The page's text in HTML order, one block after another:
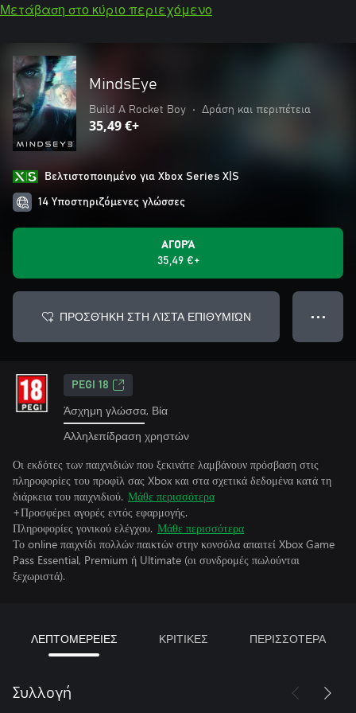
Μετάβαση στο κύριο περιεχόμενο
MindsEye
Build A Rocket Boy • Δράση και περιπέτεια
35,49 €+
Βελτιστοποιημένο για Xbox Series X|S
14 Υποστηριζόμενες γλώσσες
ΑΓΟΡΆ
35,49 €+
ΠΡΟΣΘΉΚΗ ΣΤΗ ΛΊΣΤΑ ΕΠΙΘΥΜΙΏΝ ● ● ●
PEGI 18
Άσχημη γλώσσα, Βία
Αλληλεπίδραση χρηστών
Οι εκδότες των παιχνιδιών που ξεκινάτε λαμβάνουν πρόσβαση στις
πληροφορίες του προφίλ σας Xbox και στα σχετικά δεδομένα κατά τη
διάρκεια του παιχνιδιού. Μάθε περισσότερα
+Προσφέρει αγορές εντός εφαρμογής.
Πληροφορίες γονικού ελέγχου. Μάθε περισσότερα
Το online παιχνίδι πολλών παικτών στην κονσόλα απαιτεί Xbox Game
Pass Essential, Premium ή Ultimate (οι συνδρομές πωλούνται
ξεχωριστά).
ΛΕΠΤΟΜΕΡΕΙΕΣ ΚΡΙΤΙΚΕΣ ΠΕΡΙΣΣΟΤΕΡΑ
Συλλογή